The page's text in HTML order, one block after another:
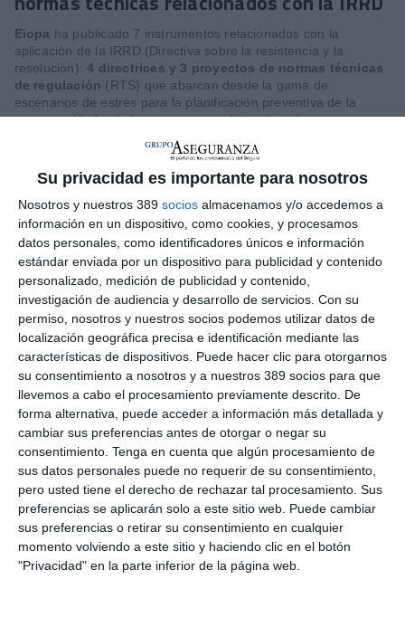
Su privacidad es importante para nosotros
Nosotros y nuestros 389 socios almacenamos y/o accedemos a
información en un dispositivo, como cookies, y procesamos
datos personales, como identificadores únicos e información
estándar enviada por un dispositivo para publicidad y contenido
personalizado, medición de publicidad y contenido,
investigación de audiencia y desarrollo de servicios. Con su
permiso, nosotros y nuestros socios podemos utilizar datos de
localización geográfica precisa e identificación mediante las
características de dispositivos. Puede hacer clic para otorgarnos
su consentimiento a nosotros y a nuestros 389 socios para que
llevemos a cabo el procesamiento previamente descrito. De
forma alternativa, puede acceder a información más detallada y
cambiar sus preferencias antes de otorgar o negar su
consentimiento. Tenga en cuenta que algún procesamiento de
sus datos personales puede no requerir de su consentimiento,
pero usted tiene el derecho de rechazar tal procesamiento. Sus
preferencias se aplicarán solo a este sitio web. Puede cambiar
sus preferencias o retirar su consentimiento en cualquier
momento volviendo a este sitio y haciendo clic en el botón
"Privacidad" en la parte inferior de la página web.
Eiopa ha publicado 7 instrumentos relacionados con la
aplicación de la IRRD (Directiva sobre la resistencia y la
resolución):4 directrices y 3 proyectos de normas técnicas
de regulación (RTS) que abarcan desde la gama de
escenarios de estrés para la planificación preventiva de la
recuperación hasta las normas que determinan la
independencia de los tasadores en el proceso de resolución.
La entrada en vigor de la IRRD está prevista para 2027,
introduciendo un marco de reestructuración y resolución
diseñado específicamente para las empresas de seguros y
reaseguros de Europa. Incide en la importancia de la
planificación preventiva y la gestión eficaz de las crisis y su
objetivo es "garantizar que las empresas de seguros y
reaseguros puedan ser objeto de resolución de manera que se
minimice el impacto negativo de las quiebras sobre los
tomadores de seguros, los contribuyentes, la economía real y
la estabilidad financiera".
Eiopa tiene el encargo de elaborar un total de 19 normas
técnicas y directrices para respaldar la aplicación de la IRRD y,
con la nueva publicación, alcanza los 15 instrumentos
finalizados y presentados. Avanza que los cuatro instrumentos
restantes, que se fusionarán en dos proyectos de normas
técnicas de regulación (RTS), serán sometidos a consulta en
Si quiere recibir diariamente y GRATIS noticias como
esta, pinche aquí